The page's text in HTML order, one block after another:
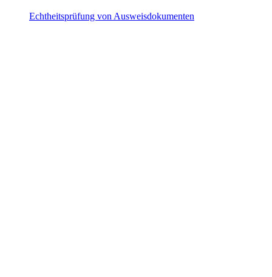
Echtheitsprüfung von Ausweisdokumenten